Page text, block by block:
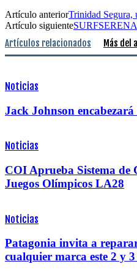
Artículo anteriorTrinidad Segura,
Artículo siguiente
Artículos relacionados Más del
Noticias
Jack Johnson
Noticias
COI Aprueba Sistema de
Juegos Olímpicos LA28
Noticias
Patagonia invita a
cualquier marca este 2 y